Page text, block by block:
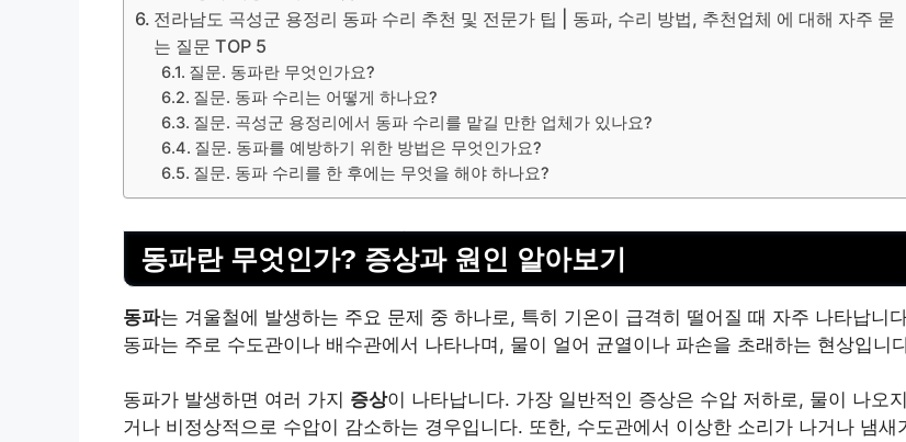
전라남도 곡성군 용정리 동파 수리 추천 및 전문가 팁 | 동파, 수리 방법, 추천업체 에 대해 자주 묻
는 질문 TOP 5
질문. 동파란 무엇인가요?
질문. 동파 수리는 어떻게 하나요?
질문. 곡성군 용정리에서 동파 수리를 맡길 만한 업체가 있나요?
질문. 동파를 예방하기 위한 방법은 무엇인가요?
질문. 동파 수리를 한 후에는 무엇을 해야 하나요?
동파란 무엇인가? 증상과 원인 알아보기
동파는 겨울철에 발생하는 주요 문제 중 하나로, 특히 기온이 급격히 떨어질 때 자주 나타납니
동파는 주로 수도관이나 배수관에서 나타나며, 물이 얼어 균열이나 파손을 초래하는 현상입니
동파가 발생하면 여러 가지 증상이 나타납니다. 가장 일반적인 증상은 수압 저하로, 물이 나오
거나 비정상적으로 수압이 감소하는 경우입니다. 또한, 수도관에서 이상한 소리가 나거나 냄새